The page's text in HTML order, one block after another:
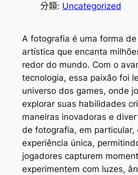
分類: Uncategorized
A fotografia é uma forma
artística que encanta
redor do mundo. Com o
tecnologia, essa paixão foi
universo dos games, onde
explorar suas habilidades
maneiras inovadoras e
de fotografia, em particular,
experiência única,
jogadores capturem
experimentem com luzes,